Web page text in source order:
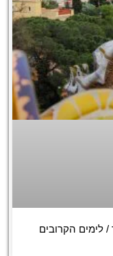
לימים הקרובים